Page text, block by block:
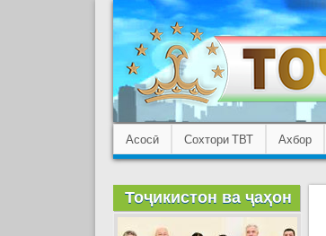
Асосӣ Сохтори ТВТ Ахбор
Тоҷикистон ва ҷаҳон